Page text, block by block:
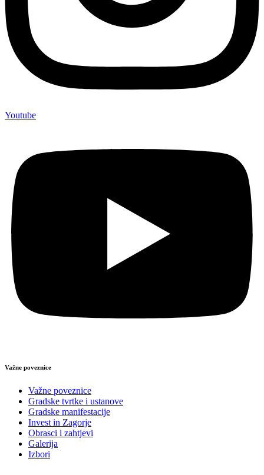
Youtube
Važne poveznice
Važne poveznice
Gradske tvrtke i ustanove
Gradske manifestacije
Invest in Zagorje
Obrasci i zahtjevi
Galerija
Izbori